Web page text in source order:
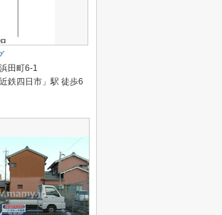
田町6-1
鉄四日市」駅 徒歩6